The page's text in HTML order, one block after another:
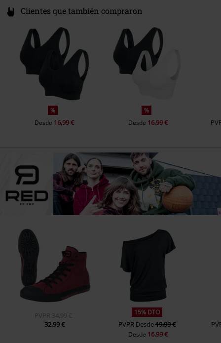
Clientes que también compraron
%
Desde 16,99 €
%
Desde 16,99 €
PVPR 34,99 €
32,99 €
15% DTO
PVPR Desde19,99 €
Desde 16,99 €